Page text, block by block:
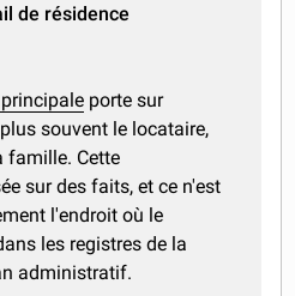
de résidence
porte sur
souvent le locataire,
famille. Cette
sur des faits, et ce n'est
l'endroit où le
les registres de la
administratif.